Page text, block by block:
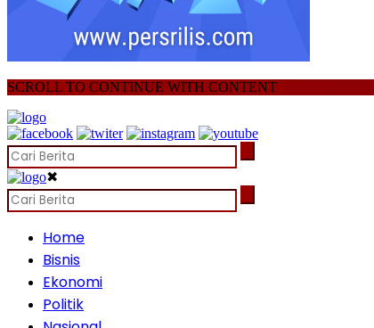
SCROLL TO CONTINUE WITH CONTENT
✖
Home
Bisnis
Ekonomi
Politik